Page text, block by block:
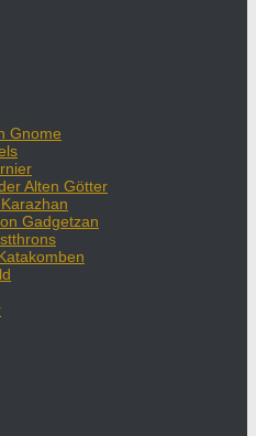
Gnome
Alten Götter
Gadgetzan